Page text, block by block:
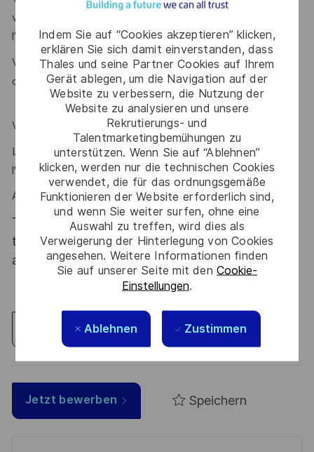
Indem Sie auf “Cookies akzeptieren” klicken,
erklären Sie sich damit einverstanden, dass
Thales und seine Partner Cookies auf Ihrem
Gerät ablegen, um die Navigation auf der
Website zu verbessern, die Nutzung der
Website zu analysieren und unsere
Rekrutierungs- und
Talentmarketingbemühungen zu
unterstützen. Wenn Sie auf “Ablehnen”
klicken, werden nur die technischen Cookies
verwendet, die für das ordnungsgemäße
Funktionieren der Website erforderlich sind,
und wenn Sie weiter surfen, ohne eine
Auswahl zu treffen, wird dies als
Verweigerung der Hinterlegung von Cookies
angesehen. Weitere Informationen finden
Sie auf unserer Seite mit den Cookie-
Einstellungen.
Ablehnen Zustimmen
vous avez 7 ans d’expérience professionnelle dans
l’approvisionnement.
Vous maitrisez les outils du pack office ainsi que la supply
chain et ses enjeux ?
Vous maitrisez l’anglais ?
Le relationnel et le travail en équipe sont des atouts que
l'on vous reconnait ?
Alors ce poste est fait pour vous !
Thales, entreprise Handi-Engagée, reconnait
tous les talents. La diversité est notre meilleur
atout. Postulez et rejoignez nous !
Standort erkunden
Jetzt bewerben Speichern